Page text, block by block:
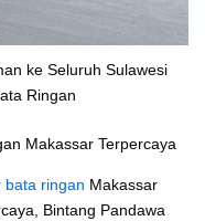
ke Seluruh Sulawesi
Ringan
Makassar Terpercaya
bata ringan Makassar
Bintang Pandawa